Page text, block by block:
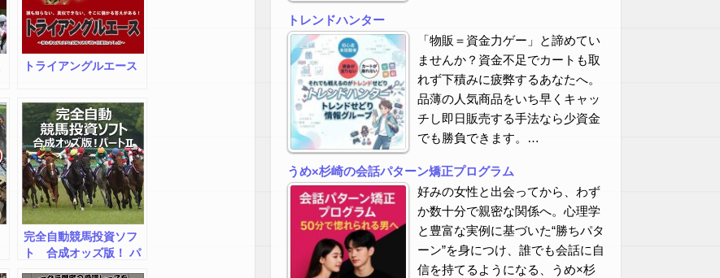
トライアングルエース
完全自動競馬投資ソフ
ト 合成オッズ版！ パ
トレンドハンター
「物販＝資金力ゲー」と諦めてい
ませんか？資金不足でカートも取
れず下積みに疲弊するあなたへ。
品薄の人気商品をいち早くキャッ
チし即日販売する手法なら少資金
でも勝負できます。…
うめ×杉崎の会話パターン矯正プログラム
好みの女性と出会ってから、わず
か数十分で親密な関係へ。心理学
と豊富な実例に基づいた“勝ちパタ
ーン”を身につけ、誰でも会話に自
信を持てるようになる、うめ×杉